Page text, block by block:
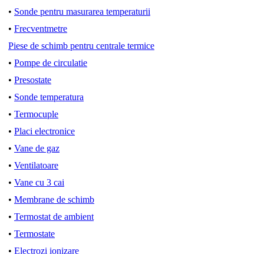
• Sonde pentru masurarea temperaturii
• Frecventmetre
Piese de schimb pentru centrale termice
• Pompe de circulatie
• Presostate
• Sonde temperatura
• Termocuple
• Placi electronice
• Vane de gaz
• Ventilatoare
• Vane cu 3 cai
• Membrane de schimb
• Termostat de ambient
• Termostate
• Electrozi ionizare